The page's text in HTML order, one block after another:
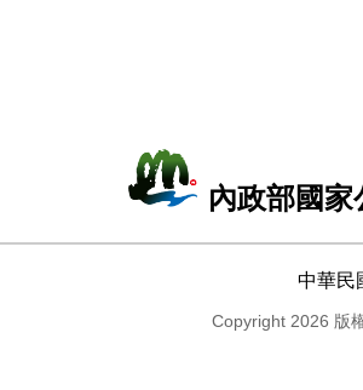
內政部國
中華民
Copyright 2026 版